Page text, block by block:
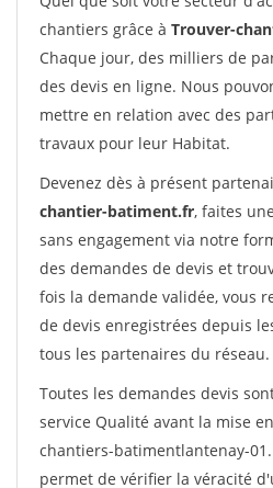
chantiers grâce à Trouver-
Chaque jour, des milliers de
des devis en ligne. Nous
mettre en relation avec des
travaux pour leur Habitat.
Devenez dès à présent
chantier-batiment.fr, faites
sans engagement via notre
des demandes de devis et
fois la demande validée, vous
de devis enregistrées depuis
tous les partenaires du réseau.
Toutes les demandes devis
service Qualité avant la mise
chantiers-batimentlantenay-
permet de vérifier la véracité